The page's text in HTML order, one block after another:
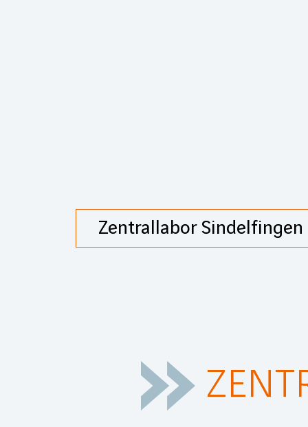
Zentrallabor Sindelfingen